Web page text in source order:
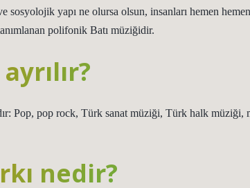
sosyolojik yapı ne olursa olsun, insanları hemen
polifonik Batı müziğidir.
Pop, pop rock, Türk sanat müziği, Türk halk müziği,
nedir?